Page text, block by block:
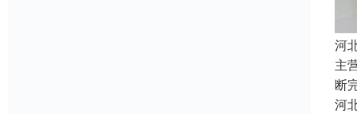
河
主
断
河